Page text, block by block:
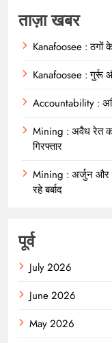
ताज़ा खबर
Kanafoosee : ठगों के
Kanafoosee : गुर्रू
Accountability :
Mining : अवैध रेत
गिरफ्तार
Mining : अर्जुन और
रहे बर्बाद
पूर्व
July 2026
June 2026
May 2026